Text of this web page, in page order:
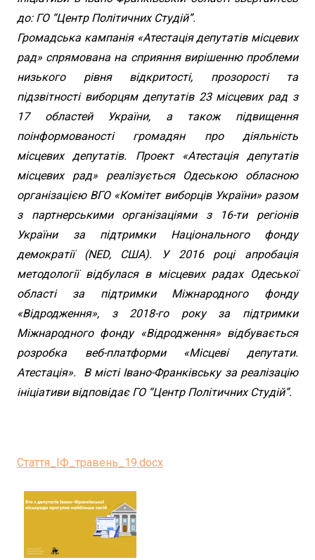
до: ГО “Центр Політичних Студій”.
Громадська кампанія «Атестація депутатів місцевих
рад» спрямована на сприяння вирішенню проблеми
низького рівня відкритості, прозорості та
підзвітності виборцям депутатів 23 місцевих рад з
17 областей України, а також підвищення
поінформованості громадян про діяльність
місцевих депутатів. Проект «Атестація депутатів
місцевих рад» реалізується Одеською обласною
організацією ВГО «Комітет виборців України» разом
з партнерськими організаціями з 16-ти регіонів
України за підтримки Національного фонду
демократії (NED, США). У 2016 році апробація
методології відбулася в місцевих радах Одеської
області за підтримки Міжнародного фонду
«Відродження», з 2018-го року за підтримки
Міжнародного фонду «Відродження» відбувається
розробка веб-платформи «Місцеві депутати.
Атестація». В місті Івано-Франківську за реалізацію
ініціативи відповідає ГО “Центр Політичних Студій”.
Стаття_ІФ_травень_19.docx